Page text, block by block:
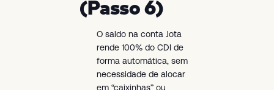
(Passo 6)
O saldo na conta Jota
rende 100% do CDI de
forma automática, sem
necessidade de alocar
em “caixinhas” ou